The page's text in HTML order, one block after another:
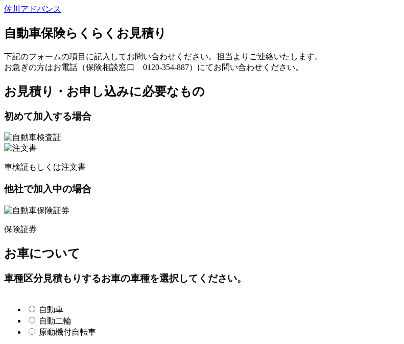
佐川アドバンス
自動車保険らくらくお見積り
下記のフォームの項目に記入してお問い合わせください。担当よりご連絡いたします。
お急ぎの方はお電話（保険相談窓口 0120-354-887）にてお問い合わせください。
お見積り・お申し込みに必要なもの
初めて加入する場合
車検証もしくは注文書
他社で加入中の場合
保険証券
お車について
車種区分見積もりするお車の車種を選択してください。
自動車
自動二輪
原動機付自転車